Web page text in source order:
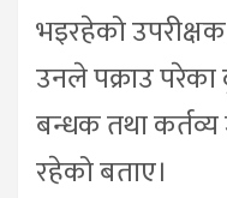
भइरहेको
उनले पक्राउ परेका
बन्धक तथा कर्तव्य
रहेको बताए।